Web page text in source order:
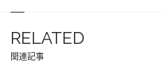
RELATED
関連記事